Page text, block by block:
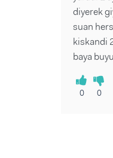
diyerek
suan
kiskandi
baya
0 0